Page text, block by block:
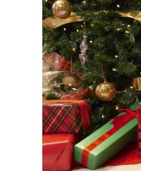
принимать
никакого кипятка
30/Січ/2021